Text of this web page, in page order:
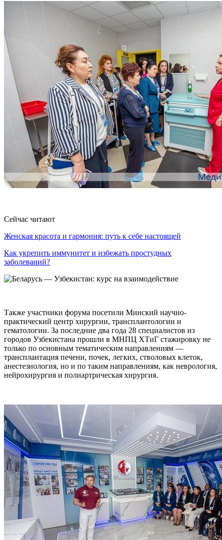
Сейчас читают
Женская красота и гармония: путь к себе настоящей
Как укрепить иммунитет и избежать простудных
заболеваний?
Также участники форума посетили Минский научно-
практический центр хирургии, трансплантологии и
гематологии. За последние два года 28 специалистов из
городов Узбекистана прошли в МНПЦ ХТиГ стажировку не
только по основным тематическим направлениям —
трансплантация печени, почек, легких, стволовых клеток,
анестезиология, но и по таким направлениям, как неврология,
нейрохирургия и полиартрическая хирургия.